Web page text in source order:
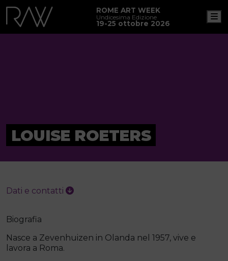
ROME ART WEEK
Undicesima Edizione
19-25 ottobre 2026
LOUISE ROETERS
Dati e contatti
Biografia
Nasce a Zevenhuizen in Olanda nel 1957, vive e
lavora a Roma.